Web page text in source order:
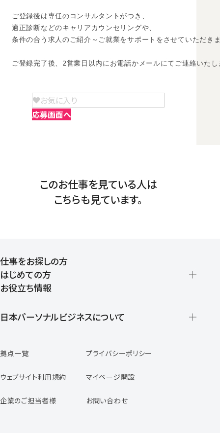
ご登録後は専任のコンサルタントがつき、
適正診断などのキャリアカウンセリングや、
条件の合う求人のご紹介～ご就業をサポートをさせていただき
ご登録完了後、2営業日以内にお電話かメールにてご連絡いたし
お気に入り
応募画面へ
このお仕事を見ている人は
こちらも見ています。
仕事をお探しの方
はじめての方
登録から就業開始までの流れ
お役立ち情報
日本パーソナルビジネスについて
スタッフの声
専任コンサルタントの声
福利厚生のご案内
拠点一覧 プライバシーポリシー
ウェブサイト利用規約 マイページ開設
企業のご担当者様 お問い合わせ